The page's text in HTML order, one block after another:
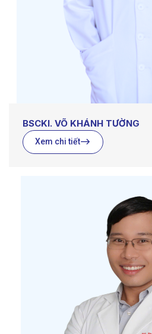
BSCKI. VÕ KHÁNH TƯỜNG
Xem chi tiết